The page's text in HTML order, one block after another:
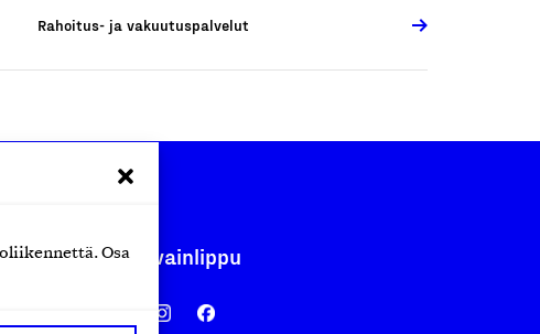
Osa
Rahoitus- ja vakuutuspalvelut
Avainlippu